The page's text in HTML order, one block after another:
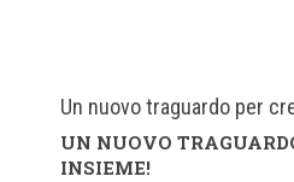
Un nuovo traguardo per
UN NUOVO
INSIEME!